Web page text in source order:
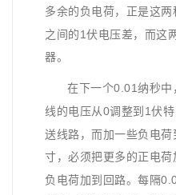
多余的负电荷，正是这
之间的 1 伏电压差，而这
器。
在下一个0.01 纳秒中
线的电压从 0调整到 1 伏
送线路，而加一些负电
寸，必须把更多的正电
负电荷加到回路。每隔